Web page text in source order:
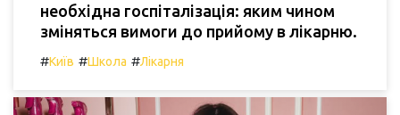
необхідна госпіталізація: яким чином
зміняться вимоги до прийому в лікарню.
#Київ #Школа #Лікарня